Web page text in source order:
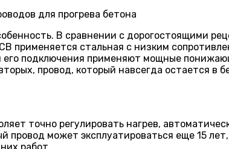
В сравнении с дорогостоящими
применяется стальная с низким
его подключения применяют мощные
провод, который навсегда остается в
точно регулировать нагрев,
провод может эксплуатироваться еще 15